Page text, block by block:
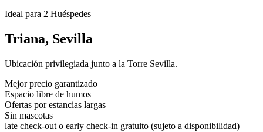
Ideal para 2 Huéspedes
Triana, Sevilla
Ubicación privilegiada junto a la Torre Sevilla.
Mejor precio garantizado
Espacio libre de humos
Ofertas por estancias largas
Sin mascotas
late check-out o early check-in gratuito (sujeto a disponibilidad)